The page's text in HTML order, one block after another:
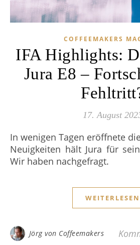
COFFEEMAKERS
IFA Highlights:
Jura E8 –
17. August
In wenigen Tagen eröffnete die IFA 2023. Welche
Neuigkeiten hält Jura für
Wir haben nachgefragt.
WEITERLESEN
Jörg von Coffeemakers